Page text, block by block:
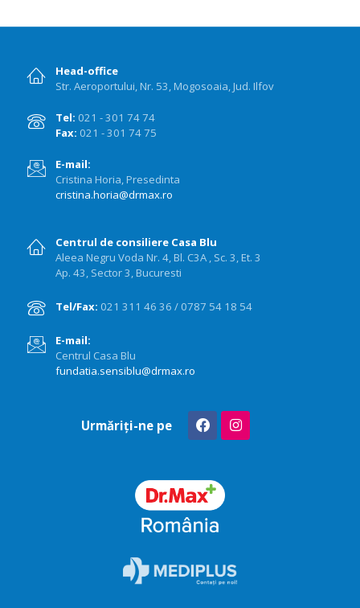
Head-office
Str. Aeroportului, Nr. 53, Mogosoaia, Jud. Ilfov
Tel: 021 - 301 74 74
Fax: 021 - 301 74 75
E-mail:
Cristina Horia, Presedinta
cristina.horia@drmax.ro
Centrul de consiliere Casa Blu
Aleea Negru Voda Nr. 4, Bl. C3A , Sc. 3, Et. 3
Ap. 43, Sector 3, Bucuresti
Tel/Fax: 021 311 46 36 / 0787 54 18 54
E-mail:
Centrul Casa Blu
fundatia.sensiblu@drmax.ro
Urmăriți-ne pe